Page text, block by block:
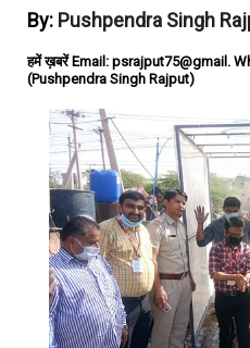
By: Pushpendra Singh
हमें ख़बरें Email: psrajput75@gmail.
(Pushpendra Singh Rajput)